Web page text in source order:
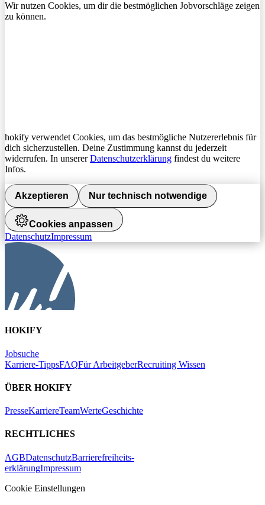
Wir nutzen Cookies, um dir die bestmöglichen Jobvorschläge zeigen
zu können.
hokify verwendet Cookies, um das bestmögliche Nutzererlebnis für
dich sicherzustellen. Deine Zustimmung kannst du jederzeit
widerrufen. In unsererDatenschutzerklärung findest du weitere
Infos.
Akzeptieren Nur technisch notwendige
Cookies anpassen
DatenschutzImpressum
HOKIFY
Jobsuche
Karriere-TippsFAQFür ArbeitgeberRecruiting Wissen
ÜBER HOKIFY
PresseKarriereTeamWerteGeschichte
RECHTLICHES
AGBDatenschutzBarrierefreiheits-
erklärungImpressum
Cookie Einstellungen